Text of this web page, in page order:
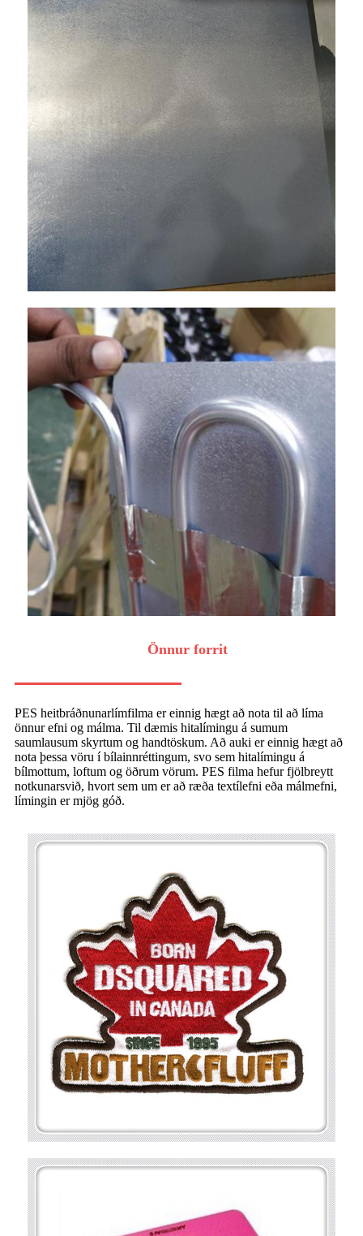
Önnur forrit
PES heitbráðnunarlímfilma er einnig hægt að nota til að líma
önnur efni og málma. Til dæmis hitalímingu á sumum
saumlausum skyrtum og handtöskum. Að auki er einnig hægt að
nota þessa vöru í bílainnréttingum, svo sem hitalímingu á
bílmottum, loftum og öðrum vörum. PES filma hefur fjölbreytt
notkunarsvið, hvort sem um er að ræða textílefni eða málmefni,
límingin er mjög góð.